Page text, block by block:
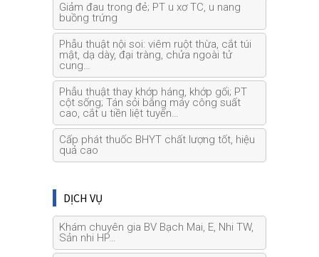
Giảm đau trong đẻ; PT u xơ TC, u nang
buồng trứng
Phẫu thuật nội soi: viêm ruột thừa, cắt túi
mật, dạ dày, đại tràng, chửa ngoài tử
cung…
Phẫu thuật thay khớp háng, khớp gối; PT
cột sống; Tán sỏi bằng máy công suất
cao, cắt u tiền liệt tuyến…
Cấp phát thuốc BHYT chất lượng tốt, hiệu
quả cao
DỊCH VỤ
Khám chuyên gia BV Bạch Mai, E, Nhi TW,
Sản nhi HP…